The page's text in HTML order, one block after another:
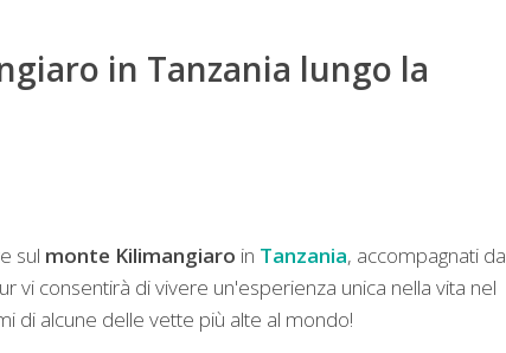
in Tanzania lungo la
sul monte Kilimangiaro in Tanzania, accompagnati da
vi consentirà di vivere un'esperienza unica nella vita nel
di alcune delle vette più alte al mondo!